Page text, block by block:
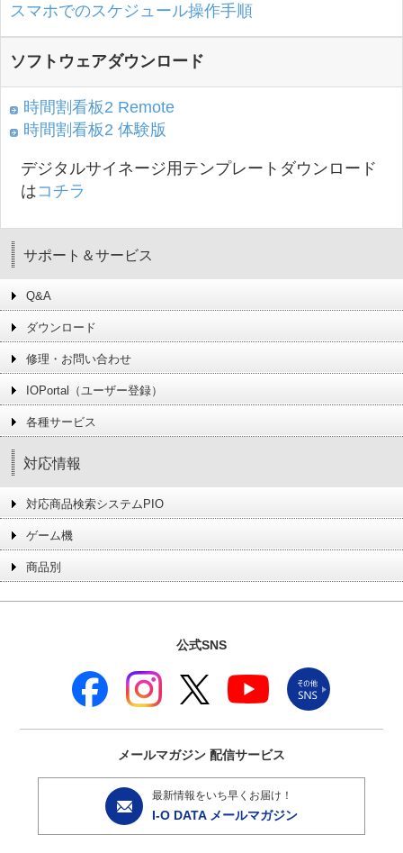
スマホでのスケジュール操作手順
ソフトウェアダウンロード
時間割看板2 Remote
時間割看板2 体験版
デジタルサイネージ用テンプレートダウンロード
はコチラ
サポート＆サービス
Q&A
ダウンロード
修理・お問い合わせ
IOPortal（ユーザー登録）
各種サービス
対応情報
対応商品検索システムPIO
ゲーム機
商品別
公式SNS
メールマガジン 配信サービス
最新情報をいち早くお届け！
I-O DATA メールマガジン